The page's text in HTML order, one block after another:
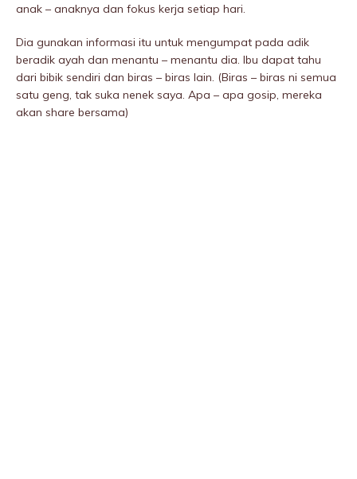
anak – anaknya dan fokus kerja setiap hari.
Dia gunakan informasi itu untuk mengumpat pada adik
beradik ayah dan menantu – menantu dia. Ibu dapat tahu
dari bibik sendiri dan biras – biras lain. (Biras – biras ni semua
satu geng, tak suka nenek saya. Apa – apa gosip, mereka
akan share bersama)